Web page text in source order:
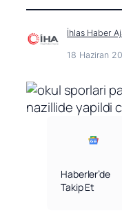
İhlas Haber
18 Haziran
Haberler’de
Takip Et